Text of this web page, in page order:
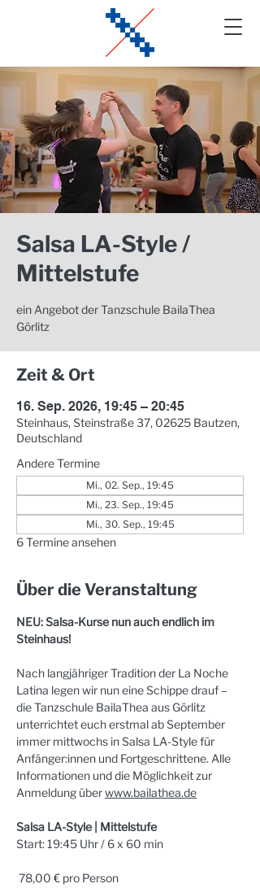
Salsa LA-Style /
Mittelstufe
ein Angebot der Tanzschule BailaThea
Görlitz
Zeit & Ort
16. Sep. 2026, 19:45 – 20:45
Steinhaus, Steinstraße 37, 02625 Bautzen,
Deutschland
Andere Termine
Mi., 02. Sep., 19:45
Mi., 23. Sep., 19:45
Mi., 30. Sep., 19:45
6 Termine ansehen
Über die Veranstaltung
NEU: Salsa-Kurse nun auch endlich im
Steinhaus!
Nach langjähriger Tradition der La Noche
Latina legen wir nun eine Schippe drauf –
die Tanzschule BailaThea aus Görlitz
unterrichtet euch erstmal ab September
immer mittwochs in Salsa LA-Style für
Anfänger:innen und Fortgeschrittene. Alle
Informationen und die Möglichkeit zur
Anmeldung über www.bailathea.de
Salsa LA-Style | Mittelstufe
Start: 19:45 Uhr / 6 x 60 min
78,00 € pro Person